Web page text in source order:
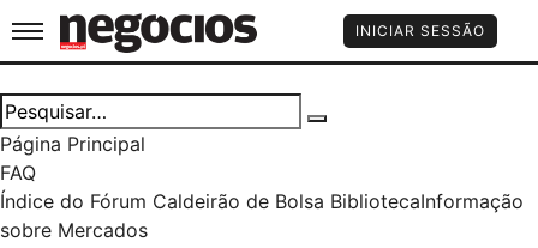
Jornal de Negócios INICIAR SESSÃO
Página Principal
FAQ
Índice do Fórum Caldeirão de Bolsa BibliotecaInformação
sobre Mercados